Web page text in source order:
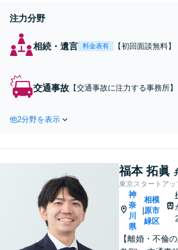
注力分野
相続・遺言 料金表有
【初回面談無料
ためにもご相談く
交通事故 【交通事故に注力する事務所
他2分野を表示
福本 拓眞
東京スタートア
神
奈
川
県
相模
原市
緑区
【離婚・不倫